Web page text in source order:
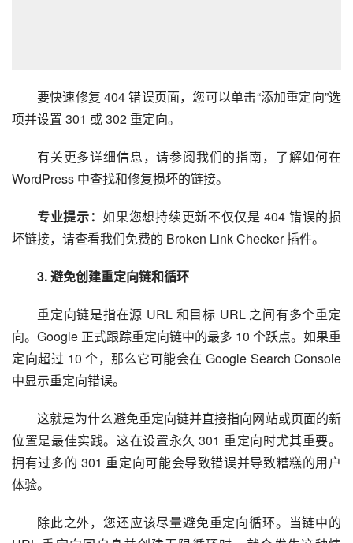
要快速修复 404 错误页面，您可以单击“添加重定向”选
项并设置 301 或 302 重定向。
有关更多详细信息，请参阅我们的指南，了解如何在
WordPress 中查找和修复损坏的链接。
专业提示：如果您想持续更新不仅仅是 404 错误的损
坏链接，请查看我们免费的 Broken Link Checker 插件。
3. 避免创建重定向链和循环
重定向链是指在源 URL 和目标 URL 之间有多个重定
向。Google 正式跟踪重定向链中的最多 10 个跃点。如果重
定向超过 10 个，那么它可能会在 Google Search Console
中显示重定向错误。
这就是为什么避免重定向链并直接指向网站或页面的新
位置是最佳实践。这在设置永久 301 重定向时尤其重要。
拥有过多的 301 重定向可能会导致错误并导致糟糕的用户
体验。
除此之外，您还应该尽量避免重定向循环。当链中的